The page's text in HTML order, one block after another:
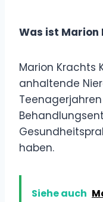
Was ist Marion
Marion Krachts
anhaltende
haben.
Siehe auch